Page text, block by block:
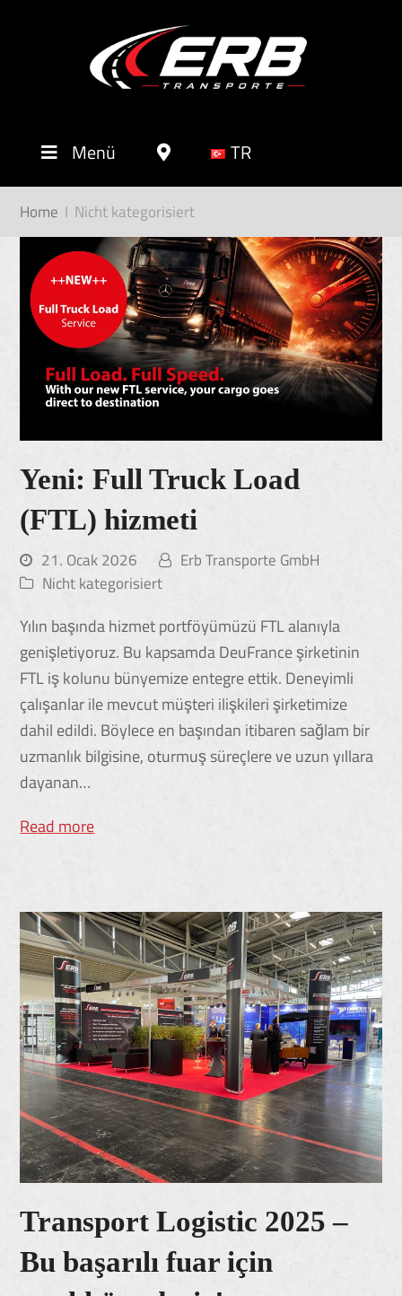
Menü TR
Home I Nicht kategorisiert
Yeni: Full Truck Load
(FTL) hizmeti
21. Ocak 2026
Erb Transporte GmbH
Nicht kategorisiert
Yılın başında hizmet portföyümüzü FTL alanıyla
genişletiyoruz. Bu kapsamda DeuFrance şirketinin
FTL iş kolunu bünyemize entegre ettik. Deneyimli
çalışanlar ile mevcut müşteri ilişkileri şirketimize
dahil edildi. Böylece en başından itibaren sağlam bir
uzmanlık bilgisine, oturmuş süreçlere ve uzun yıllara
dayanan…
Read more
Transport Logistic 2025 –
Bu başarılı fuar için